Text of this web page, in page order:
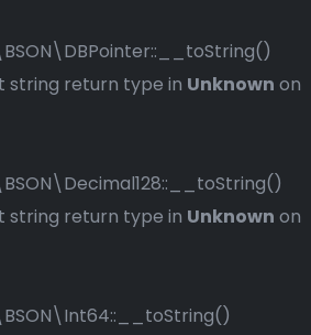
string return type in Unknown on
string return type in Unknown on